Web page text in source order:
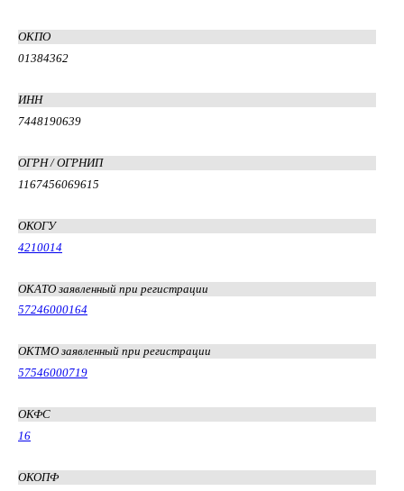
ОКПО
01384362
ИНН
7448190639
ОГРН / ОГРНИП
1167456069615
ОКОГУ
4210014
ОКАТО заявленный при регистрации
57246000164
ОКТМО заявленный при регистрации
57546000719
ОКФС
16
ОКОПФ